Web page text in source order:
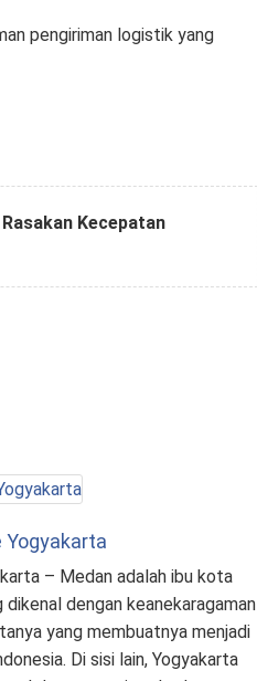
pengiriman logistik yang
Kecepatan
Yogyakarta
– Medan adalah ibu kota
dengan keanekaragaman
yang membuatnya menjadi
Di sisi lain, Yogyakarta